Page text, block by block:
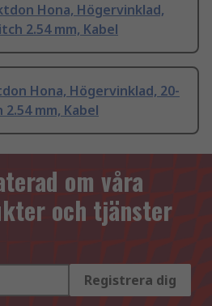
Hona, Högervinklad,
2.54 mm, Kabel
Hona, Högervinklad, 20-
2.54 mm, Kabel
om våra
och tjänster
Registrera dig